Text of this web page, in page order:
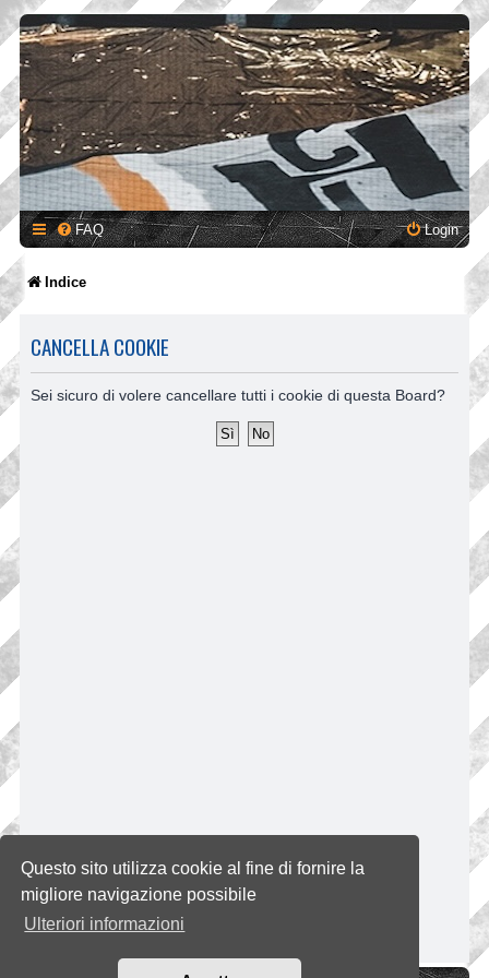
Questo sito utilizza cookie al fine di fornire la
migliore navigazione possibile
Ulteriori informazioni
FAQ Login
Indice
CANCELLA COOKIE
Sei sicuro di volere cancellare tutti i cookie di questa Board?